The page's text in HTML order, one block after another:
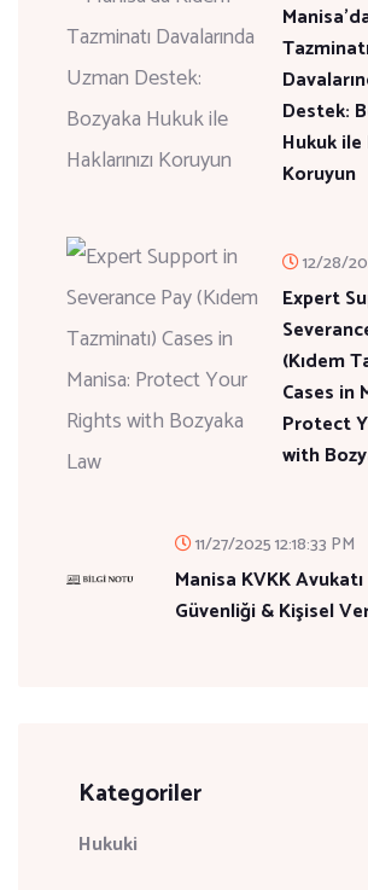
Destek:
Hukuk ile
Koruyun
12/28/
Expert
(Kıdem
Cases in
Protect
with
11/27/2025 12:18:33 PM
Manisa KVKK
Güvenliği & Kişisel
Kategoriler
Hukuki